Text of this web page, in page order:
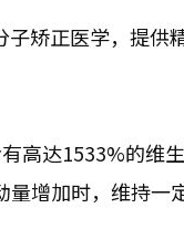
矫正医学，提供
达1533%的维
增加时，维持一